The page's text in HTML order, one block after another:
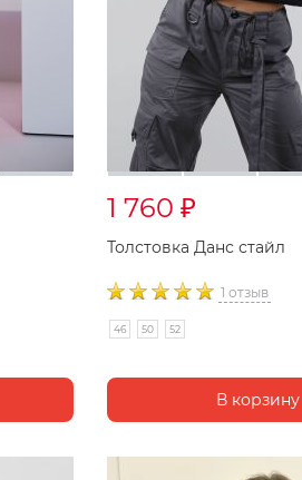
1 760 ₽
Толстовка Данс стайл
1 отзыв
46 50 52